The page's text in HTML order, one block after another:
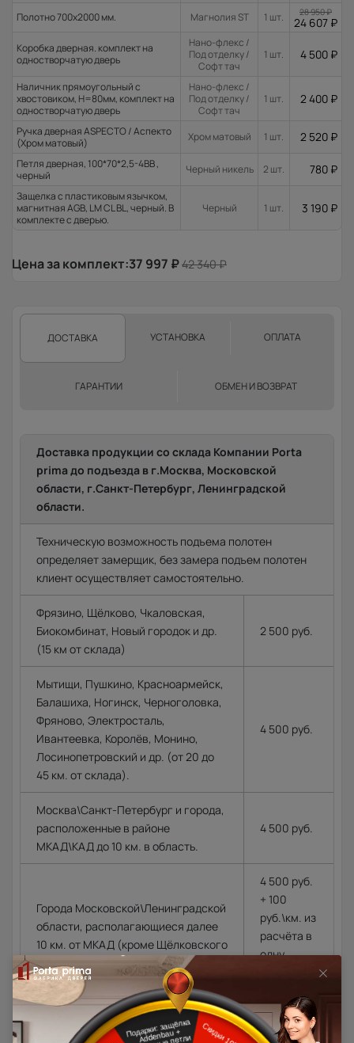
Полотно 700x2000 мм. Магнолия ST 1 шт. 28 950₽
24 607 ₽
Коробка дверная. комплект на
одностворчатую дверь
Нано-флекс /
Под отделку /
Софт тач
1 шт. 4 500 ₽
Наличник прямоугольный с
хвостовиком, H=80мм, комплект на
одностворчатую дверь
Нано-флекс /
Под отделку /
Софт тач
1 шт. 2 400 ₽
Ручка дверная ASPECTO / Аспекто
(Хром матовый)
Хром матовый 1 шт. 2 520 ₽
Петля дверная, 100*70*2,5-4ВВ ,
черный
Черный никель 2 шт. 780 ₽
Защелка с пластиковым язычком,
магнитная AGB, LM CL BL, черный. В
комплекте с дверью.
Черный 1 шт. 3 190 ₽
Цена за комплект:37 997 ₽42 340₽
ДОСТАВКА УСТАНОВКА ОПЛАТА
ГАРАНТИИ ОБМЕН И ВОЗВРАТ
Доставка продукции со склада Компании Porta
prima до подъезда в г.Москва, Московской
области, г.Санкт-Петербург, Ленинградской
области.
Техническую возможность подъема полотен
определяет замерщик, без замера подъем полотен
клиент осуществляет самостоятельно.
Фрязино, Щёлково, Чкаловская,
Биокомбинат, Новый городок и др.
(15 км от склада)
2 500 руб.
Мытищи, Пушкино, Красноармейск,
Балашиха, Ногинск, Черноголовка,
Фряново, Электросталь,
Ивантеевка, Королёв, Монино,
Лосинопетровский и др. (от 20 до
45 км. от склада).
4 500 руб.
Москва\Санкт-Петербург и города,
расположенные в районе
МКАД\КАД до 10 км. в область.
4 500 руб.
Города Московской\Ленинградской
области, располагающиеся далее
10 км. от МКАД (кроме Щёлковского
шоссе)\КАД
4 500 руб.
+ 100
руб.\км. из
расчёта в
одну
Доставка в регионы осуществляется по тарифам нашего